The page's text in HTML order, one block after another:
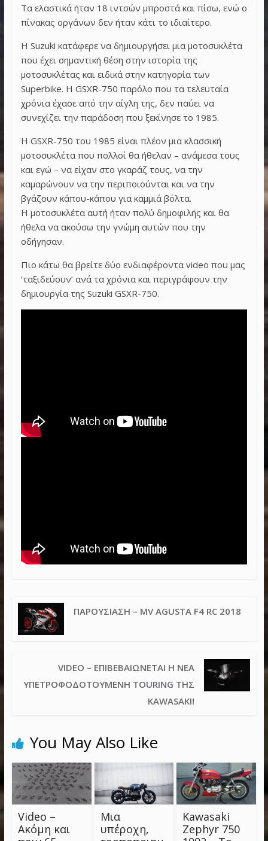
Τα ελαστικά ήταν 18 ιντσών μπροστά και πίσω, ενώ ο
πίνακας οργάνων δεν ήταν κάτι το ιδιαίτερο.
Η Suzuki κατάφερε να δημιουργήσει μια μοτοσυκλέτα
που έχει σημαντική θέση στην ιστορία της
μοτοσυκλέτας και ειδικά στην κατηγορία των
Superbike. Η GSXR-750 παρόλο που τα τελευταία
χρόνια έχασε από την αίγλη της, δεν παύει να
συνεχίζει την παράδοση που ξεκίνησε το 1985.
Η GSXR-750 του 1985 είναι πλέον μια κλασσική
μοτοσυκλέτα που πολλοί θα ήθελαν – ανάμεσα τους
και εγώ – να είχαν στο γκαράζ τους, να την
καμαρώνουν να την περιποιούνται και να την
βγάζουν κάπου-κάπου για καμμιά βόλτα.
Η μοτοσυκλέτα αυτή ήταν πολύ δημοφιλής και θα
ήθελα να ακούσω την γνώμη αυτών που την
οδήγησαν.
Πιο κάτω θα βρείτε δύο ενδιαφέροντα video που μας
‘ταξιδεύουν’ ανά τα χρόνια και περιγράφουν την
δημιουργία της Suzuki GSXR-750.
ΠΑΡΟΥΣΊΑΣΗ – MV AGUSTA F4 RC 2018
VIDEO – ΕΠΙΒΕΒΑΙΏΝΕΤΑΙ Η ΝΈΑ
ΥΠΕΤΡΟΦΟΔΟΤΟΎΜΕΝΗ TOURING ΤΗΣ
KAWASAKI!
You May Also Like
Video –
Ακόμη και
Μια
υπέροχη,
Kawasaki
Zephyr 750